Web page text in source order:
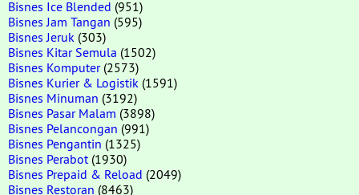
Bisnes Ice Blended (951)
Bisnes Jam Tangan (595)
Bisnes Jeruk (303)
Bisnes Kitar Semula (1502)
Bisnes Komputer(2573)
Bisnes Kurier & Logistik (1591)
Bisnes Minuman (3192)
Bisnes Pasar Malam (3898)
Bisnes Pelancongan (991)
Bisnes Pengantin (1325)
Bisnes Perabot (1930)
Bisnes Prepaid & Reload (2049)
Bisnes Restoran (8463)